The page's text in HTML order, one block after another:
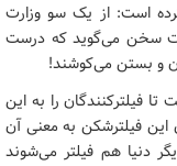
است: از یک سو وزارت
سخن می‌گوید که درست
و بستن می‌کوشند!
تا فیلترکنندگان را به این
این فیلترشکن به معنی آن
دنیا هم فیلتر می‌شوند